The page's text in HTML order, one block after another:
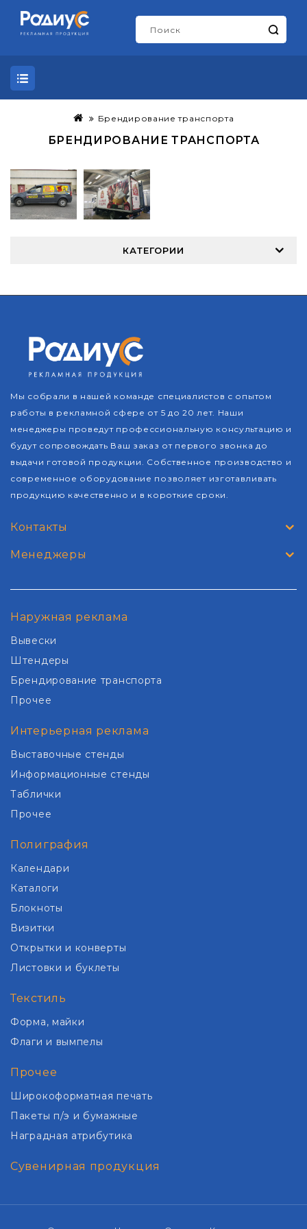
Брендирование транспорта
БРЕНДИРОВАНИЕ ТРАНСПОРТА
КАТЕГОРИИ
Наружная реклама
Вывески
Штендеры
Брендирование транспорта
Прочее
Интерьерная реклама
Выставочные стенды
Информационные стенды
Таблички
Прочее
Полиграфия
Календари
Каталоги
Блокноты
Визитки
Открытки и конверты
Листовки и буклеты
Текстиль
Форма, майки
Флаги и вымпелы
Прочее
Широкоформатная печать
Пакеты п/э и бумажные
Наградная атрибутика
Сувенирная продукция
Мы собрали в нашей команде специалистов с опытом
работы в рекламной сфере от 5 до 20 лет. Наши
менеджеры проведут профессиональную консультацию и
будут сопровождать Ваш заказ от первого звонка до
выдачи готовой продукции. Собственное производство и
современное оборудование позволяет изготавливать
продукцию качественно и в короткие сроки.
Контакты
Менеджеры